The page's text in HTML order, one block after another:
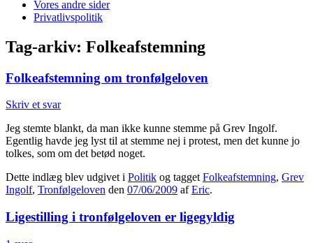
Vores andre sider
Privatlivspolitik
Tag-arkiv: Folkeafstemning
Folkeafstemning om tronfølgeloven
Skriv et svar
Jeg stemte blankt, da man ikke kunne stemme på Grev Ingolf.
Egentlig havde jeg lyst til at stemme nej i protest, men det kunne jo
tolkes, som om det betød noget.
Dette indlæg blev udgivet i Politik og tagget Folkeafstemning, Grev
Ingolf, Tronfølgeloven den 07/06/2009 afEric.
Ligestilling i tronfølgeloven er ligegyldig